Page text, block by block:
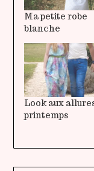
Ma petite robe
blanche
Look aux
printemps